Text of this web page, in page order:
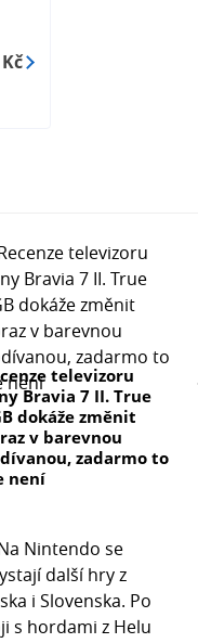
televizoru
Bravia 7 II. True
dokáže změnit
v barevnou
zadarmo to
není